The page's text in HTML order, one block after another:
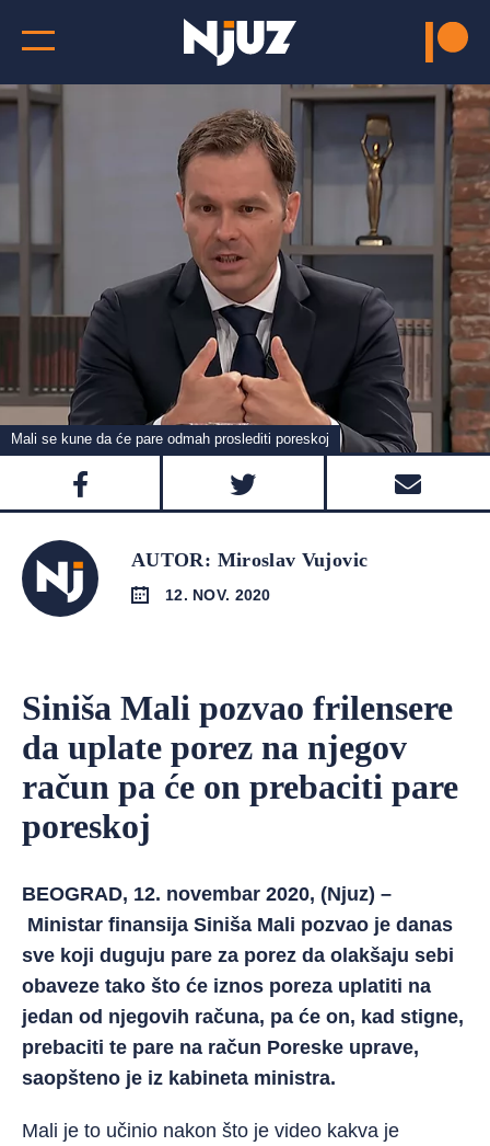
Mali se kune da će pare odmah proslediti poreskoj
AUTOR: Miroslav Vujovic
12. NOV. 2020
Siniša Mali pozvao frilensere
da uplate porez na njegov
račun pa će on prebaciti pare
poreskoj
BEOGRAD, 12. novembar 2020, (Njuz) –
Ministar finansija Siniša Mali pozvao je danas
sve koji duguju pare za porez da olakšaju sebi
obaveze tako što će iznos poreza uplatiti na
jedan od njegovih računa, pa će on, kad stigne,
prebaciti te pare na račun Poreske uprave,
saopšteno je iz kabineta ministra.
Mali je to učinio nakon što je video kakva je